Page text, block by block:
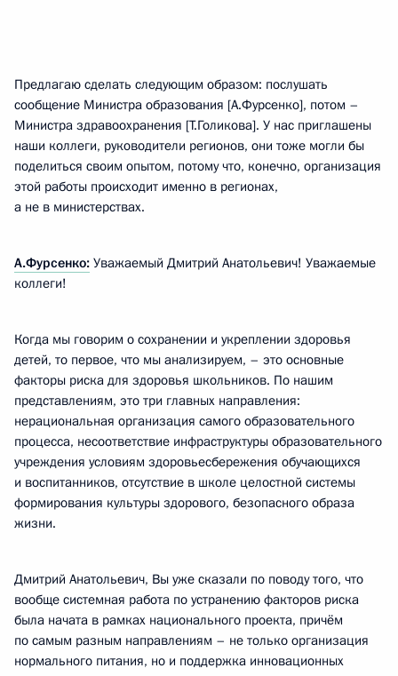
Предлагаю сделать следующим образом: послушать
сообщение Министра образования [А.Фурсенко], потом –
Министра здравоохранения [Т.Голикова]. У нас приглашены
наши коллеги, руководители регионов, они тоже могли бы
поделиться своим опытом, потому что, конечно, организация
этой работы происходит именно в регионах,
а не в министерствах.
А.Фурсенко: Уважаемый Дмитрий Анатольевич! Уважаемые
коллеги!
Когда мы говорим о сохранении и укреплении здоровья
детей, то первое, что мы анализируем, – это основные
факторы риска для здоровья школьников. По нашим
представлениям, это три главных направления:
нерациональная организация самого образовательного
процесса, несоответствие инфраструктуры образовательного
учреждения условиям здоровьесбережения обучающихся
и воспитанников, отсутствие в школе целостной системы
формирования культуры здорового, безопасного образа
жизни.
Дмитрий Анатольевич, Вы уже сказали по поводу того, что
вообще системная работа по устранению факторов риска
была начата в рамках национального проекта, причём
по самым разным направлениям – не только организация
нормального питания, но и поддержка инновационных